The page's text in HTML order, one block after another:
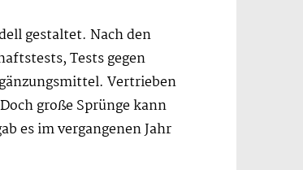
gestaltet. Nach den
Tests gegen
Vertrieben
große Sprünge kann
es im vergangenen Jahr